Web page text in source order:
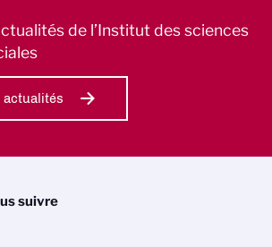
de l’Institut des sciences
suivre